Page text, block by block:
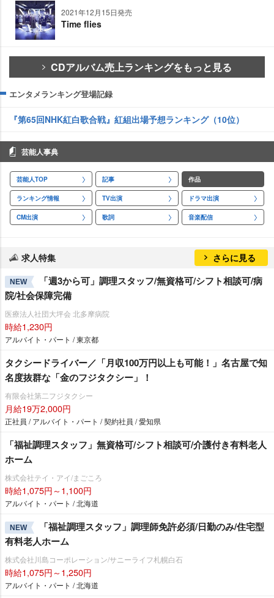
2021年12月15日発売
Time flies
CDアルバム売上ランキングをもっと見る
エンタメランキング登場記録
『第65回NHK紅白歌合戦』紅組出場予想ランキング（10位）
芸能人事典
芸能人TOP 記事 作品
ランキング情報 TV出演 ドラマ出演
CM出演 歌詞 音楽配信
求人特集 さらに見る
NEW
「週3から可」調理スタッフ/無資格可/シフト相談可/病
院/社会保障完備
医療法人社団大坪会 北多摩病院
時給1,230円
アルバイト・パート / 東京都
タクシードライバー／「月収100万円以上も可能！」名古屋で知
名度抜群な「金のフジタクシー」！
有限会社第二フジタクシー
月給19万2,000円
正社員 / アルバイト・パート / 契約社員 / 愛知県
「福祉調理スタッフ」無資格可/シフト相談可/介護付き有料老人
ホーム
株式会社テイ・アイ/まごころ
時給1,075円～1,100円
アルバイト・パート / 北海道
NEW
「福祉調理スタッフ」調理師免許必須/日勤のみ/住宅型
有料老人ホーム
株式会社川島コーポレーション/サニーライフ札幌白石
時給1,075円～1,250円
アルバイト・パート / 北海道